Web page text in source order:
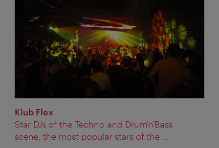
Klub Flex
Star DJs of the Techno and Drum'n'Bass
scene, the most popular stars of the ...